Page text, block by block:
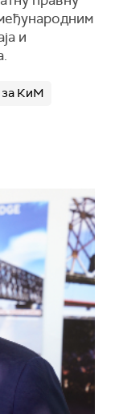
и
за КиМ